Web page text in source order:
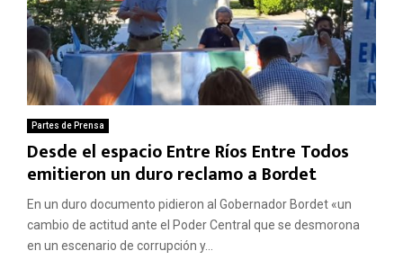
Partes de Prensa
Desde el espacio Entre Ríos Entre Todos
emitieron un duro reclamo a Bordet
En un duro documento pidieron al Gobernador Bordet «un
cambio de actitud ante el Poder Central que se desmorona
en un escenario de corrupción y...